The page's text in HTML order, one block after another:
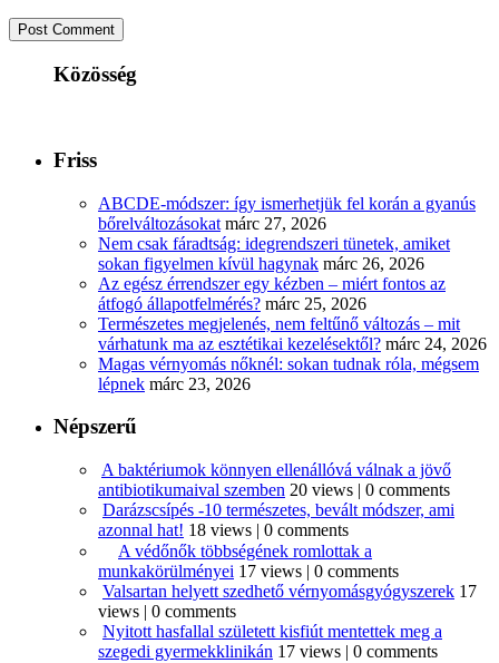
Közösség
Friss
ABCDE‑módszer: így ismerhetjük fel korán a gyanús
bőrelváltozásokat márc 27, 2026
Nem csak fáradtság: idegrendszeri tünetek, amiket
sokan figyelmen kívül hagynak márc 26, 2026
Az egész érrendszer egy kézben – miért fontos az
átfogó állapotfelmérés? márc 25, 2026
Természetes megjelenés, nem feltűnő változás – mit
várhatunk ma az esztétikai kezelésektől? márc 24, 2026
Magas vérnyomás nőknél: sokan tudnak róla, mégsem
lépnek márc 23, 2026
Népszerű
A baktériumok könnyen ellenállóvá válnak a jövő
antibiotikumaival szemben 20 views | 0 comments
Darázscsípés -10 természetes, bevált módszer, ami
azonnal hat! 18 views | 0 comments
A védőnők többségének romlottak a
munkakörülményei 17 views | 0 comments
Valsartan helyett szedhető vérnyomásgyógyszerek 17
views | 0 comments
Nyitott hasfallal született kisfiút mentettek meg a
szegedi gyermekklinikán 17 views | 0 comments